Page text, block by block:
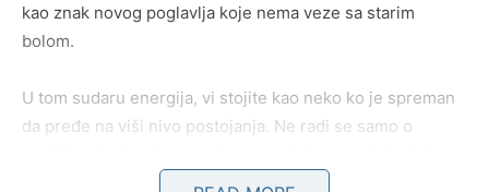
kao znak novog poglavlja koje nema veze sa starim
bolom.
U tom sudaru energija, vi stojite kao neko ko je spreman
da pređe na viši nivo postojanja. Ne radi se samo o
vreme da se nešto veliko promeni.